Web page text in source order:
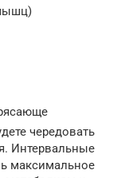
чередовать
Интервальные
максимальное